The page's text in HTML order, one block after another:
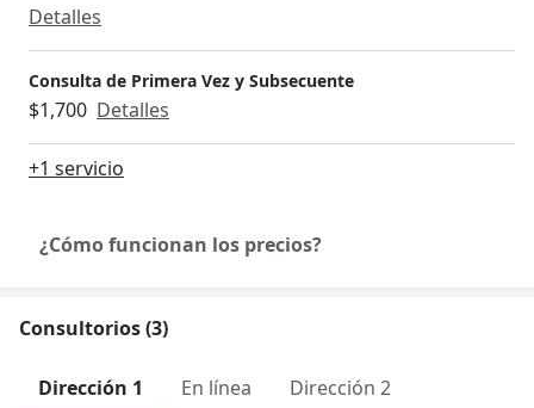
Detalles
Consulta de Primera Vez y Subsecuente
$1,700 Detalles
+1 servicio
¿Cómo funcionan los precios?
Consultorios (3)
Dirección 1 En línea Dirección 2